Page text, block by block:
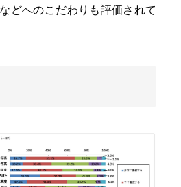
どへのこだわりも評価されて